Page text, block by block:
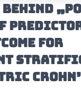
for